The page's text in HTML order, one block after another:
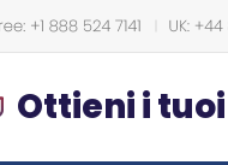
Ottieni i